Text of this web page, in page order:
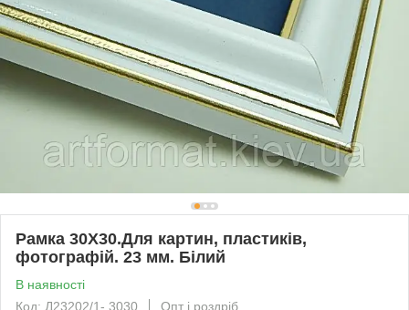
Рамка 30Х30.Для картин, пластиків,
фотографій. 23 мм. Білий
В наявності
Код: Д23202/1- 3030
Опт і роздріб